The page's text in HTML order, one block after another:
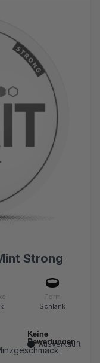
Strong
Form
Schlank
Ausverkauft